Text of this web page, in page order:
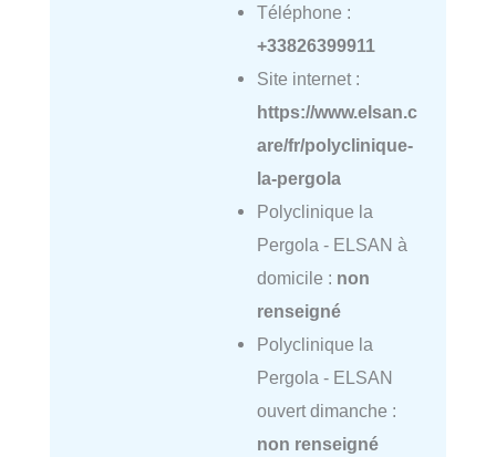
Téléphone :
+33826399911
Site internet :
https://www.elsan.c
are/fr/polyclinique-
la-pergola
Polyclinique la
Pergola - ELSAN à
domicile : non
renseigné
Polyclinique la
Pergola - ELSAN
ouvert dimanche :
non renseigné